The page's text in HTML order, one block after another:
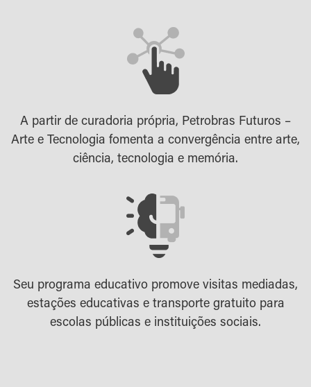
A partir de curadoria própria, Petrobras Futuros –
Arte e Tecnologia fomenta a convergência entre arte,
ciência, tecnologia e memória.
Seu programa educativo promove visitas mediadas,
estações educativas e transporte gratuito para
escolas públicas e instituições sociais.